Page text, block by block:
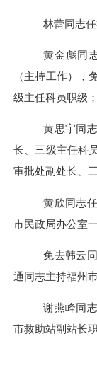
林蕾同志
黄金彪同
（主持工作），
级主任科员职级；
黄思宇同
长、三级主任科
审批处副处长、
黄欣同志
市民政局办公室
免去韩云
通同志主持福州
谢燕峰同
市救助站副站长职